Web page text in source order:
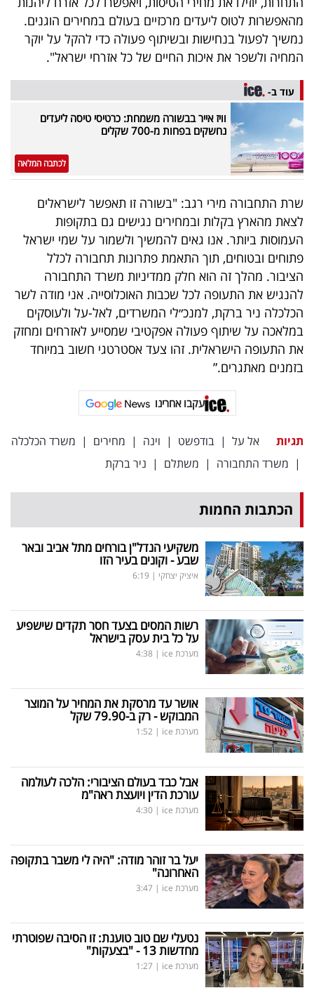
מהאפשרות לטוס ליעדים מרכזיים בעולם במחירים הוגנים.
נמשיך לפעול בנחישות ובשיתוף פעולה כדי להקל על יוקר
המחיה ולשפר את איכות החיים של כל אזרחי ישראל".
עוד ב-
וויז אייר בבשורה משמחת: כרטיסי טיסה ליעדים
נחשקים בפחות מ-700 שקלים
לכתבה המלאה
שרת התחבורה מירי רגב: "בשורה זו תאפשר לישראלים
לצאת מהארץ בקלות ובמחירים נגישים גם בתקופות
העמוסות ביותר. אנו גאים להמשיך ולשמור על שמי ישראל
פתוחים ובטוחים, תוך התאמת פתרונות תחבורה לכלל
הציבור. מהלך זה הוא חלק ממדיניות משרד התחבורה
להנגיש את התעופה לכל שכבות האוכלוסייה. אני מודה לשר
הכלכלה ניר ברקת, למנכ״לי המשרדים, לאל-על ולעוסקים
במלאכה על שיתוף פעולה אפקטיבי שמסייע לאזרחים ומחזק
את התעופה הישראלית. זהו צעד אסטרטגי חשוב במיוחד
בזמנים מאתגרים.”
עקבו אחרינו
תגיות אל על | בודפשט | וינה | מחירים | משרד הכלכלה
| משרד התחבורה | משתלם | ניר ברקת
הכתבות החמות
משקיעי הנדל"ן בורחים מתל אביב ובאר
שבע - וקונים בעיר הזו
איציק יצחקי |
6:19
רשות המסים בצעד חסר תקדים שישפיע
על כל בית עסק בישראל
מערכת ice |
4:38
אושר עד מרסקת את המחיר על המוצר
המבוקש - רק ב-79.90 שקל
מערכת ice |
1:52
אבל כבד בעולם הציבורי: הלכה לעולמה
עורכת הדין ויועצת ראה"מ
מערכת ice |
4:30
יעל בר זוהר מודה: "היה לי משבר בתקופה
האחרונה"
מערכת ice |
3:47
נטעלי שם טוב טוענת: זו הסיבה שפוטרתי
מחדשות 13 - "בצעקות"
מערכת ice |
1:27